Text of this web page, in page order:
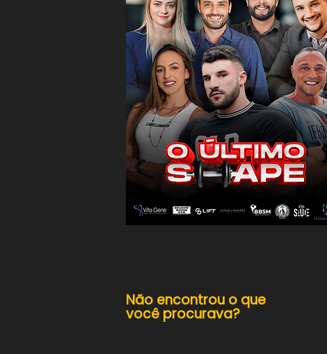
Não encontrou o que
você procurava?​